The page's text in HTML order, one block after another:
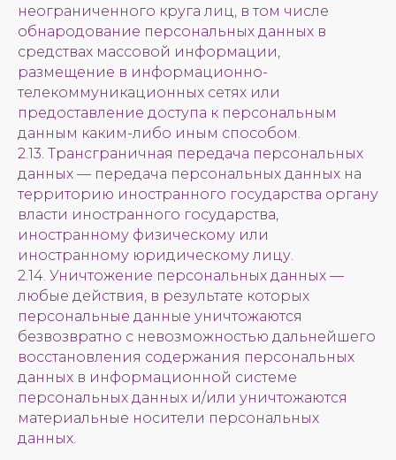
неограниченного круга лиц, в том числе
обнародование персональных данных в
средствах массовой информации,
размещение в информационно-
телекоммуникационных сетях или
предоставление доступа к персональным
данным каким-либо иным способом.
2.13. Трансграничная передача персональных
данных — передача персональных данных на
территорию иностранного государства органу
власти иностранного государства,
иностранному физическому или
иностранному юридическому лицу.
2.14. Уничтожение персональных данных —
любые действия, в результате которых
персональные данные уничтожаются
безвозвратно с невозможностью дальнейшего
восстановления содержания персональных
данных в информационной системе
персональных данных и/или уничтожаются
материальные носители персональных
данных.